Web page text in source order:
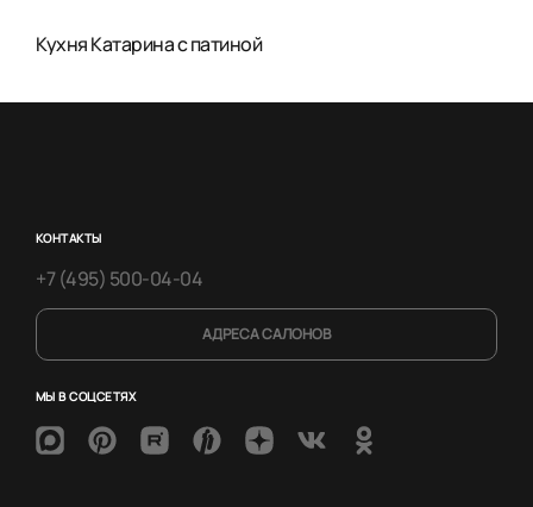
Кухня Катарина с патиной
КОНТАКТЫ
+7 (495) 500-04-04
АДРЕСА САЛОНОВ
МЫ В СОЦСЕТЯХ